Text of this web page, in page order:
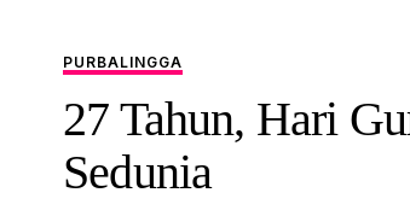
PURBALINGGA
27 Tahun, Hari
Sedunia